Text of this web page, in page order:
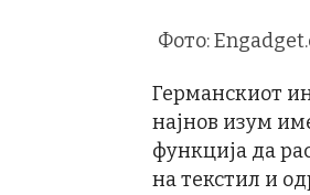
Фото:
Германскиот
најнов изум
функција да
на текстил и